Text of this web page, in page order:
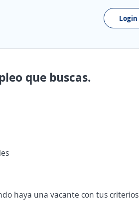
Login
que buscas.
haya una vacante con tus criterios